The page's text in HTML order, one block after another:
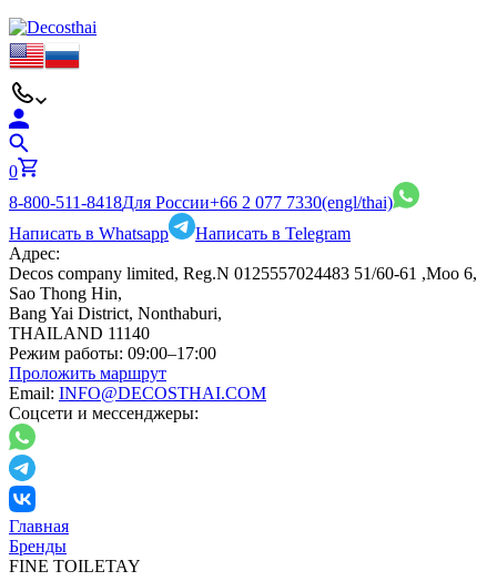
0
8-800-511-8418Для России+66 2 077 7330(engl/thai)
Написать в Whatsapp
Написать в Telegram
Адрес:
Decos company limited, Reg.N 0125557024483 51/60-61 ,Moo 6,
Sao Thong Hin,
Bang Yai District, Nonthaburi,
THAILAND 11140
Режим работы: 09:00–17:00
Проложить маршрут
Email: INFO@DECOSTHAI.COM
Соцсети и мессенджеры:
Главная
Бренды
FINE TOILETAY